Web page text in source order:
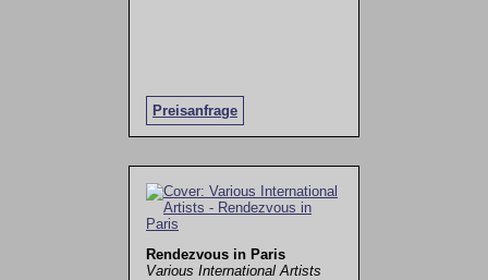
Preisanfrage
Rendezvous in Paris
Various International Artists